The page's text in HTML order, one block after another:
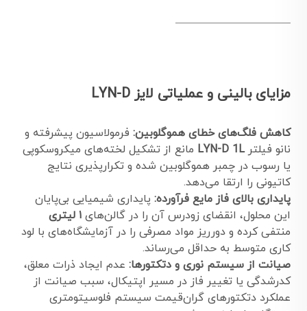
مزایای بالینی و عملیاتی لایز LYN-D
کاهش فلگ‌های خطای هموگلوبین: فرمولاسیون پیشرفته و
نانو فیلترLYN-D 1L مانع از تشکیل لخته‌های میکروسکوپی
یا رسوب در چمبر هموگلوبین شده و تکرارپذیری نتایج
کاتیونی را ارتقا می‌دهد.
پایداری بالای فاز مایع فرآورده: پایداری شیمیایی بی‌پایان
این محلول، انقضای زودرس آن را در گالن‌های ۱ لیتری
منتفی کرده و دورریز مواد مصرفی را در آزمایشگاه‌های با لود
کاری متوسط به حداقل می‌رساند.
صیانت از سیستم نوری و دتکتورها: عدم ایجاد ذرات معلق،
کدرشدگی یا تغییر فاز در مسیر اپتیکال، سبب صیانت از
عملکرد دتکتورهای گران‌قیمت سیستم فلوسیتومتری